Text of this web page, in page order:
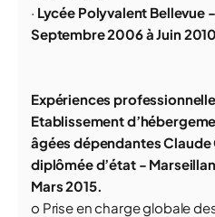
· Lycée Polyvalent Bellevue
Septembre 2006 à Juin 2010
Expériences
Etablissement
âgées dépendantes
diplômée d’état -
Mars 2015.
o Prise en charge globale